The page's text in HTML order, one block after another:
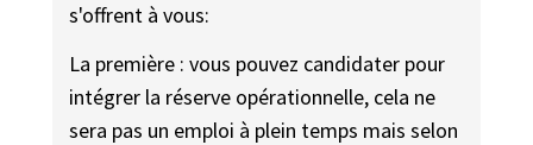
s'offrent à vous:
La première : vous pouvez candidater pour
intégrer la réserve opérationnelle, cela ne
sera pas un emploi à plein temps mais selon